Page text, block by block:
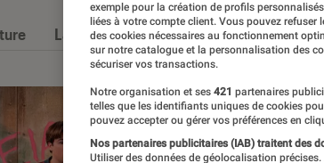
La Claque Fnac Nos conseils Pop
exemple pour la création de profils
liées à votre compte client. Vous pouvez
des cookies nécessaires au fonctionnement
sur notre catalogue et la personnalisation des
sécuriser vos transactions.
Notre organisation et ses 421 partenaires
telles que les identifiants uniques de cookies
pouvez accepter ou gérer vos préférences en
Nos partenaires publicitaires (IAB) traitent des
Utiliser des données de géolocalisation